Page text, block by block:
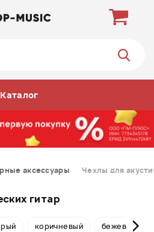
Каталог
аксессуары Чехлы для
гитар
коричневый бежевый